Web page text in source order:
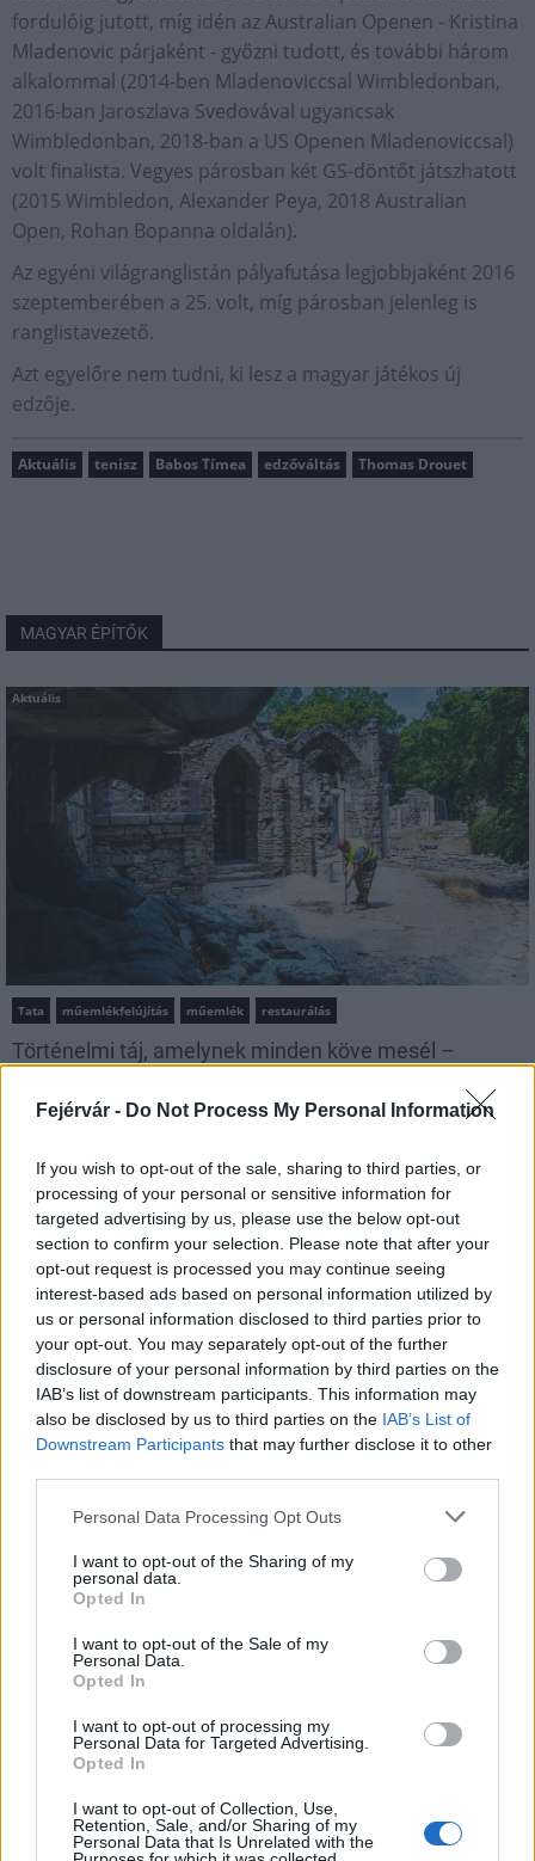
Fejérvár - Do Not Process My Personal Information
If you wish to opt-out of the sale, sharing to third parties, or
processing of your personal or sensitive information for
targeted advertising by us, please use the below opt-out
section to confirm your selection. Please note that after your
opt-out request is processed you may continue seeing
interest-based ads based on personal information utilized by
us or personal information disclosed to third parties prior to
your opt-out. You may separately opt-out of the further
disclosure of your personal information by third parties on the
IAB’s list of downstream participants. This information may
also be disclosed by us to third parties on the IAB’s List of
Downstream Participants that may further disclose it to other
Please note that this website/app uses one or more Google
not limited to your visit or usage behaviour. You may click to
grant or deny consent to Google and its third-party tags to
use your data for below specified purposes in below Google
consent section.
Personal Data Processing Opt Outs
I want to opt-out of the Sharing of my
personal data.
Opted In
I want to opt-out of the Sale of my
Personal Data.
Opted In
I want to opt-out of processing my
Personal Data for Targeted Advertising.
Opted In
I want to opt-out of Collection, Use,
Retention, Sale, and/or Sharing of my
Personal Data that Is Unrelated with the
fordulóig jutott, míg idén az Australian Openen - Kristina
Mladenovic párjaként - győzni tudott, és további három
alkalommal (2014-ben Mladenoviccsal Wimbledonban,
2016-ban Jaroszlava Svedovával ugyancsak
Wimbledonban, 2018-ban a US Openen Mladenoviccsal)
volt finalista. Vegyes párosban két GS-döntőt játszhatott
(2015 Wimbledon, Alexander Peya, 2018 Australian
Open, Rohan Bopanna oldalán).
Az egyéni világranglistán pályafutása legjobbjaként 2016
szeptemberében a 25. volt, míg párosban jelenleg is
ranglistavezető.
Azt egyelőre nem tudni, ki lesz a magyar játékos új
edzője.
Aktuális tenisz Babos Tímea edzőváltás Thomas Drouet
MAGYAR ÉPÍTŐK
Aktuális
Tata műemlékfelújítás műemlék restaurálás
Történelmi táj, amelynek minden köve mesél –
megújul a tatai Angolkert
A projekt részeként megújulnak a területen található
Várkanyarban álló Nepomuki Szent János híd és szobor is.
M1 bővítés: már zajlik a teljesen új
Bicske Kelet csomópont építése
Új gyalogosátkelők és jelzőlámpás
csomópont épül Angyalföldön
Másfélszeresére bővítik
iskoláját
Flórián téri felüljárón
AJÁNLJUK MÉG